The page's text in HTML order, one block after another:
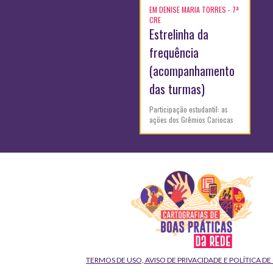
EM DENISE MARIA TORRES - 7ª
CRE
Estrelinha da
frequência
(acompanhamento
das turmas)
Participação estudantil: as
ações dos Grêmios Cariocas
TERMOS DE USO, AVISO DE PRIVACIDADE E POLÍTICA